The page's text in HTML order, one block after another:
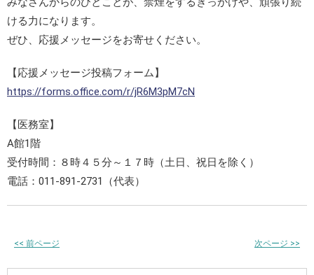
ける力になります。
ぜひ、応援メッセージをお寄せください。
【応援メッセージ投稿フォーム】
https://forms.office.com/r/jR6M3pM7cN
【医務室】
A館1階
受付時間：８時４５分～１７時（土日、祝日を除く）
電話：011-891-2731（代表）
<< 前ページ 次ページ >>